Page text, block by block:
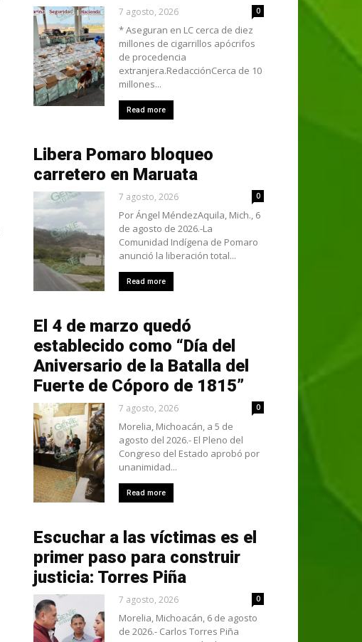
7 agosto, 2026 0
* Aseguran en LC cerca de diez
millones de cigarrillos apócrifos
de procedencia
extranjera.RedacciónCerca de 10
millones...
Read more
Libera Pomaro bloqueo
carretero en Maruata
7 agosto, 2026 0
Por Ángel MéndezAquila, Mich., 6
de agosto de 2026.-La
Comunidad Indígena de Pomaro
anunció la liberación total...
Read more
El 4 de marzo quedó
establecido como “Día del
Aniversario de la Batalla del
Fuerte de Cóporo de 1815”
7 agosto, 2026 0
Morelia, Michoacán, a 5 de
agosto del 2026.- El Pleno del
Congreso del Estado aprobó por
unanimidad...
Read more
Escuchar a las víctimas es el
primer paso para construir
justicia: Torres Piña
7 agosto, 2026 0
Morelia, Michoacán, 6 de agosto
de 2026.- Carlos Torres Piña